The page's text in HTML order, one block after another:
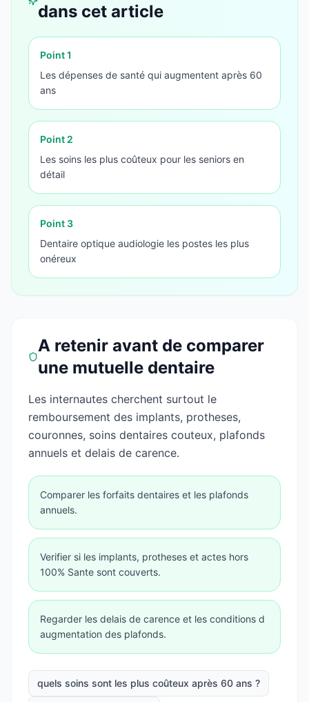
dans cet article
Point1
Les dépenses de santé qui augmentent après 60
ans
Point 2
Les soins les plus coûteux pour les seniors en
détail
Point 3
Dentaire optique audiologie les postes les plus
onéreux
A retenir avant de comparer
une mutuelle dentaire
Les internautes cherchent surtout le
remboursement des implants, protheses,
couronnes, soins dentaires couteux, plafonds
annuels et delais de carence.
Comparer les forfaits dentaires et les plafonds
annuels.
Verifier si les implants, protheses et actes hors
100% Sante sont couverts.
Regarder les delais de carence et les conditions d
augmentation des plafonds.
quels soins sont les plus coûteux après 60 ans ?